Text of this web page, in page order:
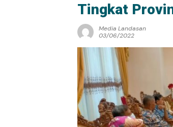
Tingkat
Media Landasan
03/06/2022